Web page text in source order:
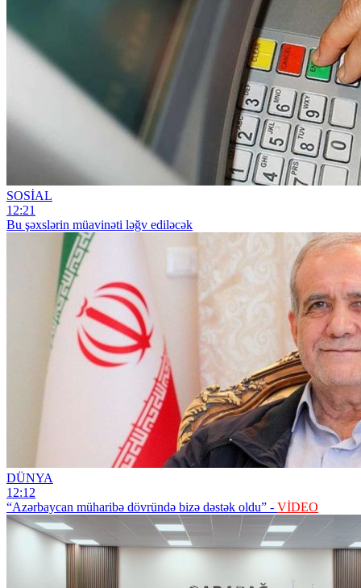
SOSİAL
12:21
Bu şəxslərin müavinəti ləğv ediləcək
DÜNYA
12:12
“Azərbaycan müharibə dövründə bizə dəstək oldu” - VİDEO